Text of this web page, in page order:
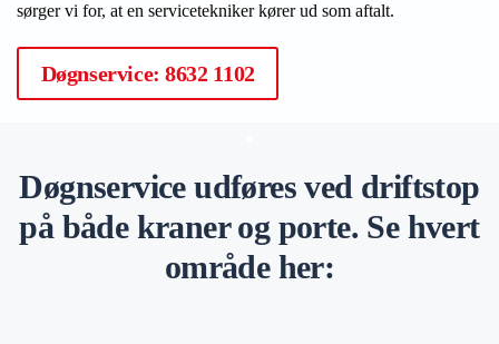
sørger vi for, at en servicetekniker kører ud som aftalt.
Døgnservice: 8632 1102
Døgnservice udføres ved driftstop
på både kraner og porte. Se hvert
område her: